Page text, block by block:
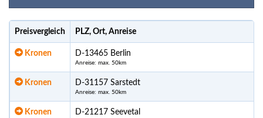
Preisvergleich PLZ, Ort, Anreise
Kronen D-13465 Berlin
Anreise: max. 50km
Kronen D-31157 Sarstedt
Anreise: max. 50km
Kronen D-21217 Seevetal